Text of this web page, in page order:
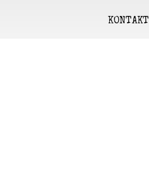
KONTAKT